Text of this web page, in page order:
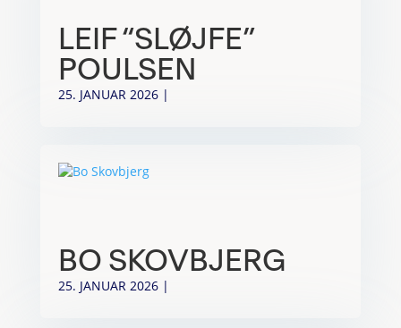
LEIF “SLØJFE”
POULSEN
25. JANUAR 2026|
BO SKOVBJERG
25. JANUAR 2026|